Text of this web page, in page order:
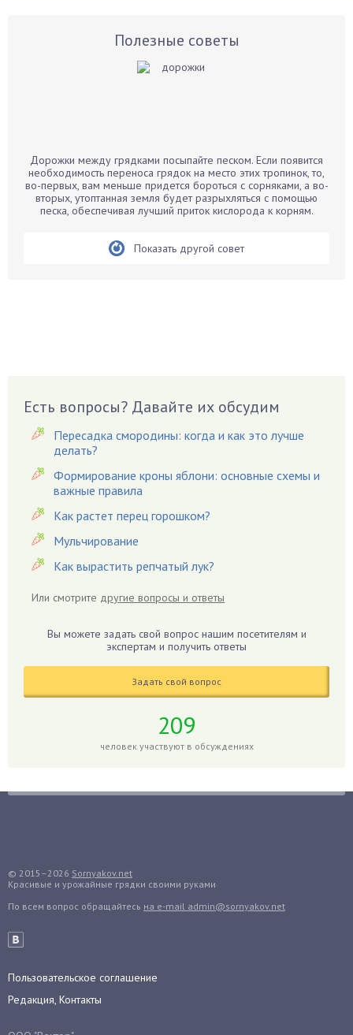
Бархатцы
Бегония
Белые грибы
Виноград
Вишня
Вредители
Гардения
Гацания
Гвоздики
Георгины
Герань
Гиппеаструм
Годжи
Грядки
Дельфиниум
Дендробиум
Денежное дерево
Полезные советы
Дорожки между грядками посыпайте песком. Если появится
необходимость переноса грядок на место этих тропинок, то,
во-первых, вам меньше придется бороться с сорняками, а во-
вторых, утоптанная земля будет разрыхляться с помощью
песка, обеспечивая лучший приток кислорода к корням.
Показать другой совет
Есть вопросы? Давайте их обсудим
Пересадка смородины: когда и как это лучше
делать?
Формирование кроны яблони: основные схемы и
важные правила
Как растет перец горошком?
Мульчирование
Как вырастить репчатый лук?
Или смотрите другие вопросы и ответы
Вы можете задать свой вопрос нашим посетителям и
экспертам и получить ответы
Задать свой вопрос
209
человек участвуют в обсуждениях
© 2015–2026 Sornyakov.net
Красивые и урожайные грядки своими руками
По всем вопрос обращайтесь на e-mail admin@sornyakov.net
Пользовательское соглашение
Редакция, Контакты